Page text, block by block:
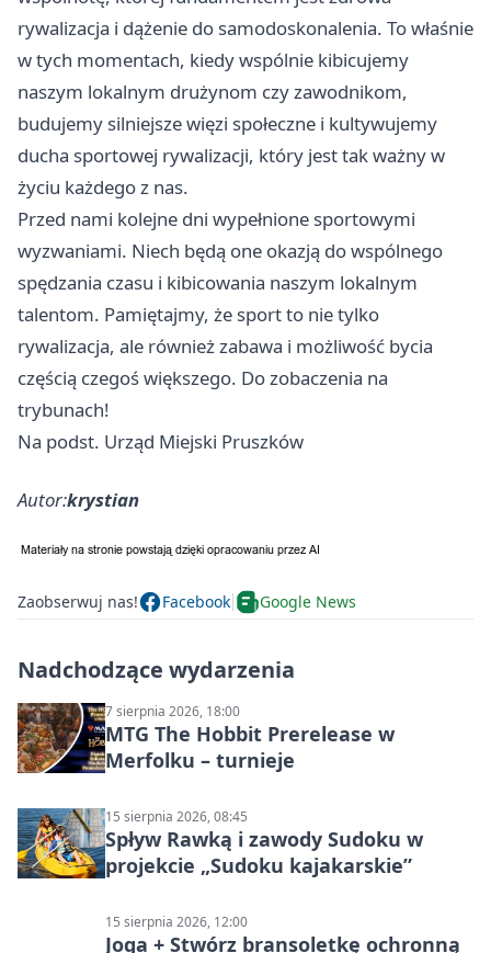
rywalizacja i dążenie do samodoskonalenia. To właśnie
w tych momentach, kiedy wspólnie kibicujemy
naszym lokalnym drużynom czy zawodnikom,
budujemy silniejsze więzi społeczne i kultywujemy
ducha sportowej rywalizacji, który jest tak ważny w
życiu każdego z nas.
Przed nami kolejne dni wypełnione sportowymi
wyzwaniami. Niech będą one okazją do wspólnego
spędzania czasu i kibicowania naszym lokalnym
talentom. Pamiętajmy, że sport to nie tylko
rywalizacja, ale również zabawa i możliwość bycia
częścią czegoś większego. Do zobaczenia na
trybunach!
Na podst. Urząd Miejski Pruszków
Autor:krystian
Zaobserwuj nas! Facebook Google News
Nadchodzące wydarzenia
7 sierpnia 2026, 18:00
MTG The Hobbit Prerelease w
Merfolku – turnieje
15 sierpnia 2026, 08:45
Spływ Rawką i zawody Sudoku w
projekcie „Sudoku kajakarskie”
15 sierpnia 2026, 12:00
Joga + Stwórz bransoletkę ochronną